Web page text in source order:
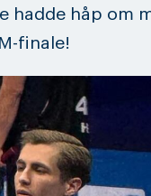
hadde håp om
finale!